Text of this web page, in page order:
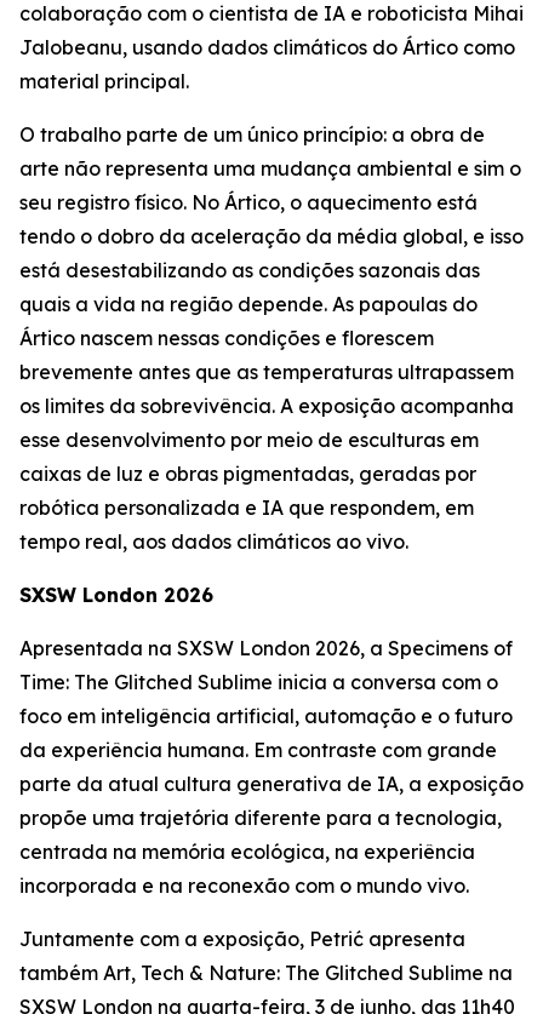
colaboração com o cientista de IA e roboticista Mihai
Jalobeanu, usando dados climáticos do Ártico como
material principal.
O trabalho parte de um único princípio: a obra de
arte não representa uma mudança ambiental e sim o
seu registro físico. No Ártico, o aquecimento está
tendo o dobro da aceleração da média global, e isso
está desestabilizando as condições sazonais das
quais a vida na região depende. As papoulas do
Ártico nascem nessas condições e florescem
brevemente antes que as temperaturas ultrapassem
os limites da sobrevivência. A exposição acompanha
esse desenvolvimento por meio de esculturas em
caixas de luz e obras pigmentadas, geradas por
robótica personalizada e IA que respondem, em
tempo real, aos dados climáticos ao vivo.
SXSW London 2026
Apresentada na SXSW London 2026, a Specimens of
Time: The Glitched Sublime inicia a conversa com o
foco em inteligência artificial, automação e o futuro
da experiência humana. Em contraste com grande
parte da atual cultura generativa de IA, a exposição
propõe uma trajetória diferente para a tecnologia,
centrada na memória ecológica, na experiência
incorporada e na reconexão com o mundo vivo.
Juntamente com a exposição, Petrić apresenta
também Art, Tech & Nature: The Glitched Sublime na
SXSW London na quarta-feira, 3 de junho, das 11h40